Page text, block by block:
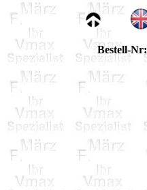
Bestell-Nr: